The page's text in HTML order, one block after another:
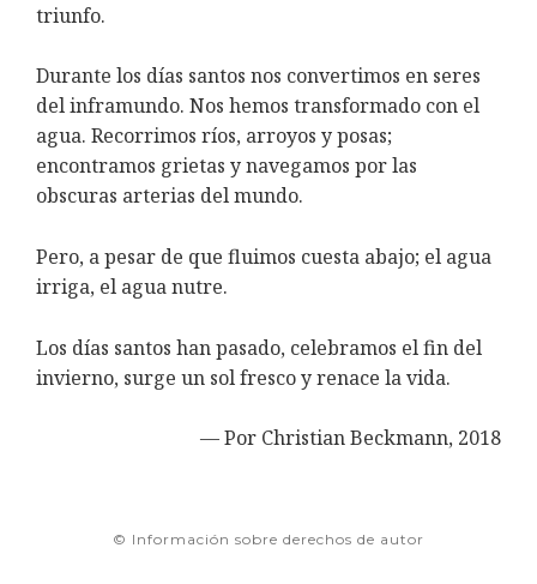
triunfo.
Durante los días santos nos convertimos en seres
del inframundo. Nos hemos transformado con el
agua. Recorrimos ríos, arroyos y posas;
encontramos grietas y navegamos por las
obscuras arterias del mundo.
Pero, a pesar de que fluimos cuesta abajo; el agua
irriga, el agua nutre.
Los días santos han pasado, celebramos el fin del
invierno, surge un sol fresco y renace la vida.
— Por Christian Beckmann, 2018
© Información sobre derechos de autor